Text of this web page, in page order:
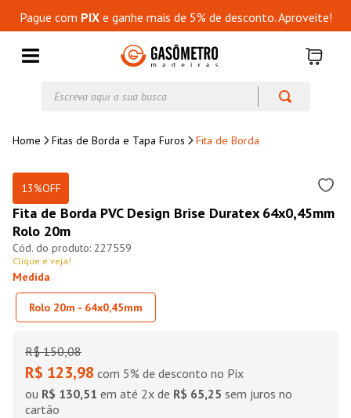
Pague com PIXe ganhe mais de 5% de desconto. Aproveite!
Fitas de Borda e Tapa Furos Fita de Borda
13%OFF
Fita de Borda PVC Design Brise Duratex 64x0,45mm
Rolo 20m
227559
Clique e veja!
Medida
Rolo 20m - 64x0,45mm
R$ 150,08
R$ 123,98 com 5% de desconto no Pix
ou R$ 130,51 em até 2x de R$ 65,25 sem juros no
cartão